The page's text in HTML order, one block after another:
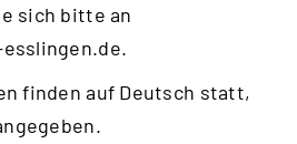
sich bitte an
.
finden auf Deutsch statt,